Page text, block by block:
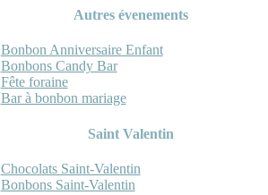
Autres évenements
Bonbon Anniversaire Enfant
Bonbons Candy Bar
Fête foraine
Bar à bonbon mariage
Saint Valentin
Chocolats Saint-Valentin
Bonbons Saint-Valentin